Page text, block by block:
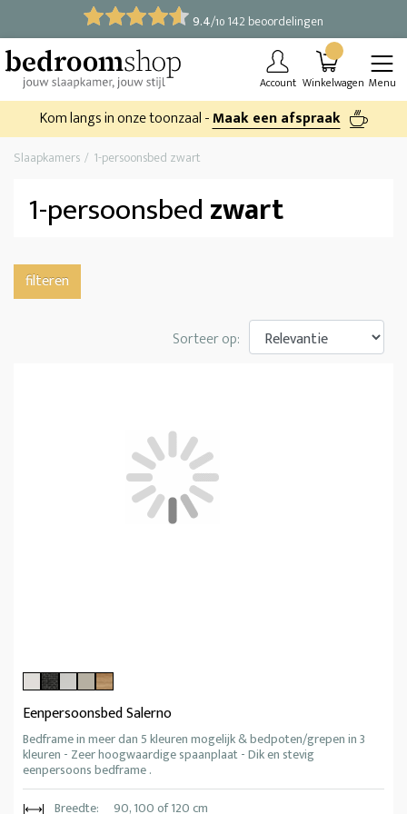
9.4/10 142 beoordelingen
Account Winkelwagen Menu
Kom langs in onze toonzaal -Maak een afspraak
Slaapkamers 1-persoonsbed zwart
1-persoonsbedzwart
filteren
Sorteer op:
Eenpersoonsbed Salerno
Bedframe in meer dan 5 kleuren mogelijk & bedpoten/grepen in 3
kleuren - Zeer hoogwaardige spaanplaat - Dik en stevig
eenpersoons bedframe .
Breedte:
90, 100 of 120 cm